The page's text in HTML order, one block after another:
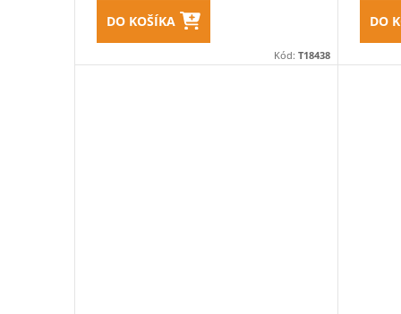
DO KOŠÍKA
Kód:T18438
DO